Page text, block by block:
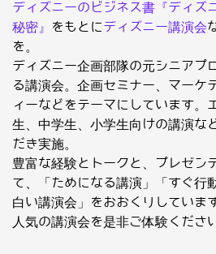
ディズニーのビジネス書『ディズ
秘密』
をもとにディズニー講演会
を。
ディズニー企画部隊の元シニアプ
る講演会。企画セミナー、マーケ
ィーなどをテーマにしています。
生、中学生、小学生向けの講演な
だき実施。
豊富な経験とトークと、プレゼン
て、「ためになる講演」「すぐ行
白い講演会」をおおくりしています
人気の講演会を是非ご体験ください